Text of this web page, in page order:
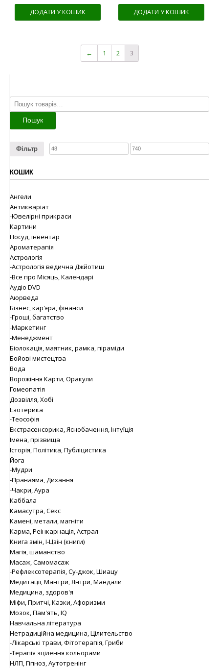
ДОДАТИ У КОШИК ДОДАТИ У КОШИК
← 1 2 3
Шукати:
Пошук
Фільтр
КОШИК
Ангели
Антикваріат
-Ювелірні прикраси
Картини
Посуд, інвентар
Ароматерапія
Астрологія
-Астрологія ведична Джйотиш
-Все про Місяць, Календарі
Аудіо DVD
Аюрведа
Бізнес, кар'єра, фінанси
-Гроші, багатство
-Маркетинг
-Менеджмент
Біолокація, маятник, рамка, піраміди
Бойові мистецтва
Вода
Ворожіння Карти, Оракули
Гомеопатія
Дозвілля, Хобі
Езотерика
-Теософія
Екстрасенсорика, Яснобачення, Інтуїція
Імена, прізвища
Історія, Політика, Публіцистика
Йога
-Мудри
-Пранаяма, Дихання
-Чакри, Аура
Каббала
Камасутра, Секс
Камені, метали, магніти
Карма, Реінкарнація, Астрал
Книга змін, І-Цзін (книги)
Магія, шаманство
Масаж, Самомасаж
-Рефлексотерапія, Су-джок, Шиацу
Медитації, Мантри, Янтри, Мандали
Медицина, здоров'я
Міфи, Притчі, Казки, Афоризми
Мозок, Пам'ять, IQ
Навчальна література
Нетрадиційна медицина, Цілительство
-Лікарські трави, Фітотерапія, Гриби
-Терапія зцілення кольорами
НЛП, Гіпноз, Аутотренінг